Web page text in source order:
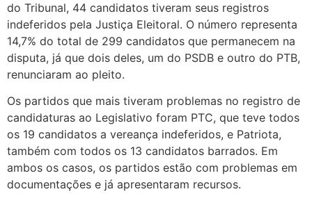
do Tribunal, 44 candidatos tiveram seus registros
indeferidos pela Justiça Eleitoral. O número representa
14,7% do total de 299 candidatos que permanecem na
disputa, já que dois deles, um do PSDB e outro do PTB,
renunciaram ao pleito.
Os partidos que mais tiveram problemas no registro de
candidaturas ao Legislativo foram PTC, que teve todos
os 19 candidatos a vereança indeferidos, e Patriota,
também com todos os 13 candidatos barrados. Em
ambos os casos, os partidos estão com problemas em
documentações e já apresentaram recursos.